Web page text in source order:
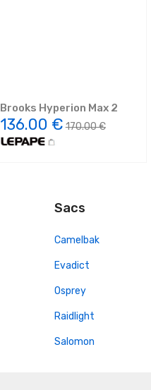
Brooks Hyperion Max 2
136.00 € 170.00 €
Sacs
Camelbak
Evadict
Osprey
Raidlight
Salomon